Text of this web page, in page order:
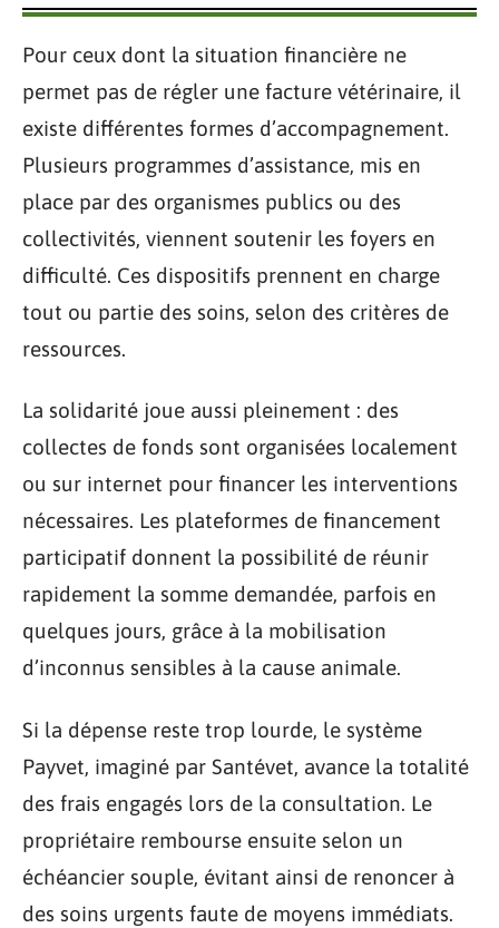
Pour ceux dont la situation financière ne
permet pas de régler une facture vétérinaire, il
existe différentes formes d’accompagnement.
Plusieurs programmes d’assistance, mis en
place par des organismes publics ou des
collectivités, viennent soutenir les foyers en
difficulté. Ces dispositifs prennent en charge
tout ou partie des soins, selon des critères de
ressources.
La solidarité joue aussi pleinement : des
collectes de fonds sont organisées localement
ou sur internet pour financer les interventions
nécessaires. Les plateformes de financement
participatif donnent la possibilité de réunir
rapidement la somme demandée, parfois en
quelques jours, grâce à la mobilisation
d’inconnus sensibles à la cause animale.
Si la dépense reste trop lourde, le système
Payvet, imaginé par Santévet, avance la totalité
des frais engagés lors de la consultation. Le
propriétaire rembourse ensuite selon un
échéancier souple, évitant ainsi de renoncer à
des soins urgents faute de moyens immédiats.